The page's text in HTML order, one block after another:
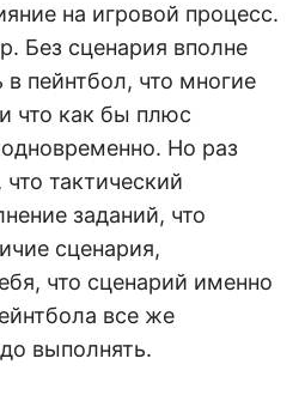
на игровой процесс.
Без сценария вполне
пейнтбол, что многие
что как бы плюс
Но раз
тактический
заданий, что
сценария,
что сценарий именно
все же
выполнять.